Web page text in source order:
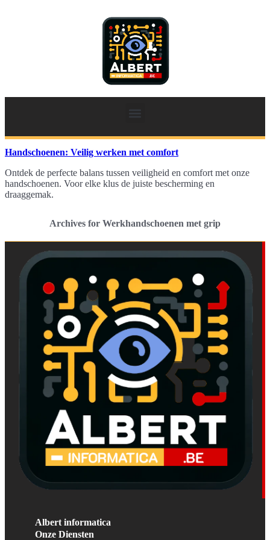
Handschoenen: Veilig werken met comfort
Ontdek de perfecte balans tussen veiligheid en comfort met onze
handschoenen. Voor elke klus de juiste bescherming en
draaggemak.
Archives for Werkhandschoenen met grip
Albert informatica
Onze Diensten